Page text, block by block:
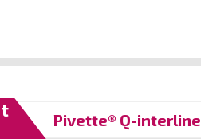
Pivette® Q-interline